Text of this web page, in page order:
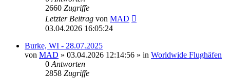
2660 Zugriffe
Letzter Beitrag von MAD
03.04.2026 16:05:24
Burke, WI - 28.07.2025
von MAD » 03.04.2026 12:14:56 » in Worldwide Flughäfen
0 Antworten
2858 Zugriffe